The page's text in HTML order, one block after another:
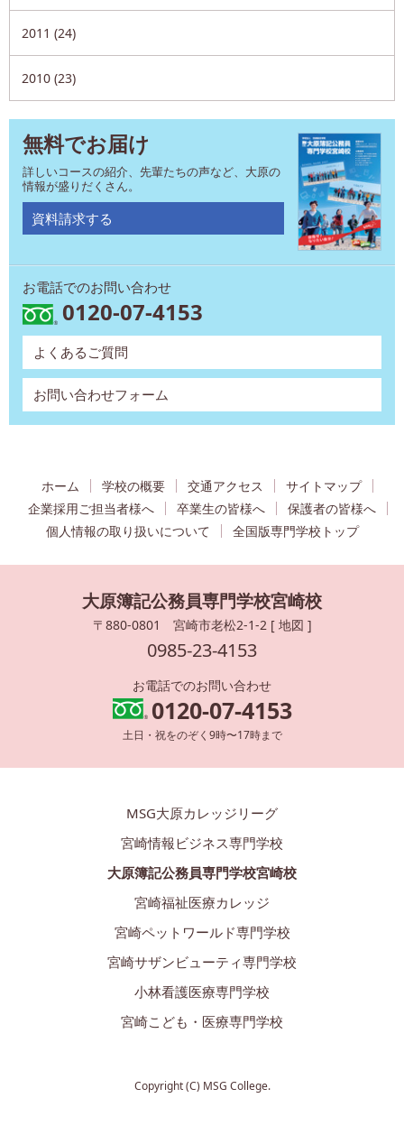
2011 (24)
2010 (23)
無料でお届け
詳しいコースの紹介、先輩たちの声など、大原の
情報が盛りだくさん。
資料請求する
お電話でのお問い合わせ
0120-07-4153
よくあるご質問
お問い合わせフォーム
ホーム 学校の概要 交通アクセス
サイトマップ
企業採用ご担当者様へ
卒業生の皆様へ
保護者の皆様へ
個人情報の取り扱いについて
全国版専門学校トップ
大原簿記公務員専門学校宮崎校
〒880-0801 宮崎市老松2-1-2 [ 地図 ]
0985-23-4153
お電話でのお問い合わせ
0120-07-4153
土日・祝をのぞく9時〜17時まで
MSG大原カレッジリーグ
宮崎情報ビジネス専門学校
大原簿記公務員専門学校宮崎校
宮崎福祉医療カレッジ
宮崎ペットワールド専門学校
宮崎サザンビューティ専門学校
小林看護医療専門学校
宮崎こども・医療専門学校
Copyright (C) MSG College.